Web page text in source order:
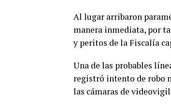
Al lugar arribaron
manera inmediata, por
y peritos de la Fiscalía
Una de las probables
registró intento de robo
las cámaras de